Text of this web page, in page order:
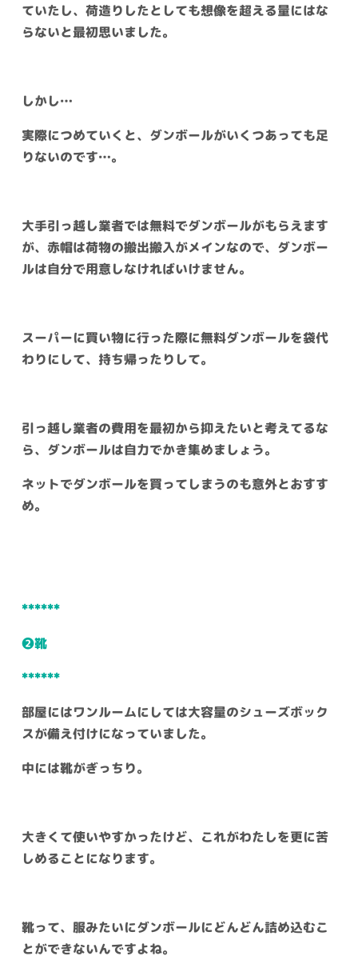
ていたし、荷造りしたとしても想像を超える量にはな
らないと最初思いました。
しかし…
実際につめていくと、ダンボールがいくつあっても足
りないのです…。
大手引っ越し業者では無料でダンボールがもらえます
が、赤帽は荷物の搬出搬入がメインなので、ダンボー
ルは自分で用意しなければいけません。
スーパーに買い物に行った際に無料ダンボールを袋代
わりにして、持ち帰ったりして。
引っ越し業者の費用を最初から抑えたいと考えてるな
ら、ダンボールは自力でかき集めましょう。
ネットでダンボールを買ってしまうのも意外とおすす
め。
******
❷靴
******
部屋にはワンルームにしては大容量のシューズボック
スが備え付けになっていました。
中には靴がぎっちり。
大きくて使いやすかったけど、これがわたしを更に苦
しめることになります。
靴って、服みたいにダンボールにどんどん詰め込むこ
とができないんですよね。